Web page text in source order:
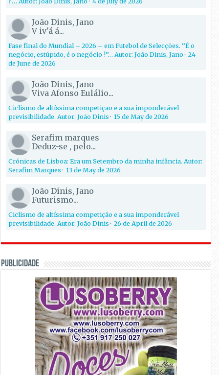
João Dinis, Jano
V iv'á á...
Fase final do Mundial – 2026 – em Futebol de Selecções. “É o
negócio, estúpido, é o negócio !”… Autor: João Dinis, Jano·24
de June de 2026
João Dinis, Jano
Viva Afonso Eulálio...
Ciclismo de altíssima competição e a sua imponderável
previsibilidade. Autor: João Dinis·15 de May de 2026
Serafim marques
Deduz-se , pelo...
Crónicas de Lisboa: Era um Setembro da minha infância. Autor:
Serafim Marques·13 de May de 2026
João Dinis, Jano
Futurismo...
Ciclismo de altíssima competição e a sua imponderável
previsibilidade. Autor: João Dinis·26 de April de 2026
PUBLICIDADE